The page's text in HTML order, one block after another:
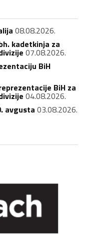
08.08.2026.
kadetkinja za
07.08.2026.
BiH
BiH za
04.08.2026.
avgusta 03.08.2026.